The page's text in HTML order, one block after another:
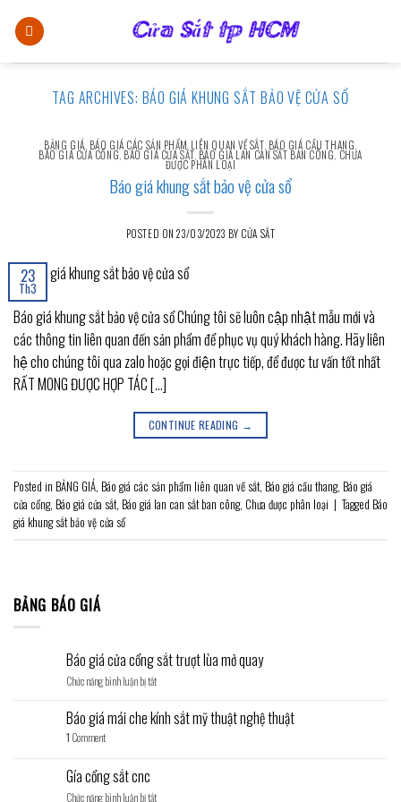
TAG ARCHIVES: BÁO GIÁ KHUNG SẮT BẢO VỆ CỬA SỔ
BẢNG GIÁ, BÁO GIÁ CÁC SẢN PHẨM LIÊN QUAN VỀ SẮT, BÁO GIÁ CẦU THANG,
BÁO GIÁ CỬA CỔNG, BÁO GIÁ CỬA SẮT, BÁO GIÁ LAN CAN SẮT BAN CÔNG, CHƯA
ĐƯỢC PHÂN LOẠI
Báo giá khung sắt bảo vệ cửa sổ
POSTED ON23/03/2023 BY CỬA SẮT
23
Th3
Báo giá khung sắt bảo vệ cửa sổ Chúng tôi sẽ luôn cập nhật mẫu mới và
các thông tin liên quan đến sản phẩm để phục vụ quý khách hàng. Hãy liên
hệ cho chúng tôi qua zalo hoặc gọi điện trực tiếp, để được tư vấn tốt nhất
RẤT MONG ĐƯỢC HỢP TÁC […]
CONTINUE READING →
Posted in BẢNG GIÁ, Báo giá các sản phẩm liên quan về sắt, Báo giá cầu thang, Báo giá
cửa cổng, Báo giá cửa sắt, Báo giá lan can sắt ban công, Chưa được phân loại | Tagged Báo
giá khung sắt bảo vệ cửa sổ
BẢNG BÁO GIÁ
Báo giá cửa cổng sắt trượt lùa mở quay
Chức năng bình luận bị tắtở
giá
cửa
Báo giá mái che kính sắt mỹ thuật nghệ thuật
1 Comment
Gía cổng sắt cnc
Chức năng bình luận bị tắtở